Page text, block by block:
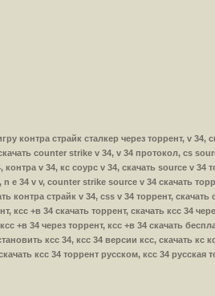
контра страйк сталкер через торрент, v 34,
counter strike v 34, v 34 протокол, cs
v 34, кс соурс v 34, скачать source v 34
34 v v, counter strike source v 34 скачать
контра страйк v 34, css v 34 торрент,
ксс +в 34 скачать торрент, скачать ксс 34
+в 34 через торрент, ксс +в 34 скачать
ксс 34, ксс 34 версии ксс, скачать кс
ксс 34 торрент русском, ксс 34 русская